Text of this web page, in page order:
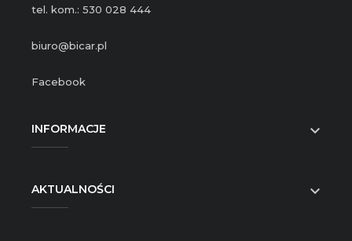
tel. kom.: 530 028 444
biuro@bicar.pl
Facebook
INFORMACJE 
AKTUALNOŚCI 